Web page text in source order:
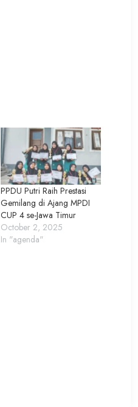
PPDU Putri Raih Prestasi
Gemilang di Ajang MPDI
CUP 4 se-Jawa Timur
October 2, 2025
In "agenda"